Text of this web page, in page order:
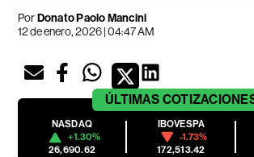
PorDonato Paolo Mancini
12 de enero, 2026 | 04:47 AM
ÚLTIMAS
NASDAQ
+1.30%
26,690.62
IBOVESPA
-1.73%
172,513.42